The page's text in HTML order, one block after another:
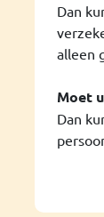
Dan
alleen
Moet
Dan